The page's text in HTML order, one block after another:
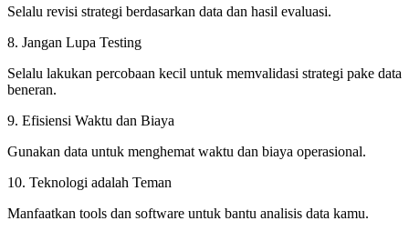
Selalu revisi strategi berdasarkan data dan hasil evaluasi.
8. Jangan Lupa Testing
Selalu lakukan percobaan kecil untuk memvalidasi strategi pake data
beneran.
9. Efisiensi Waktu dan Biaya
Gunakan data untuk menghemat waktu dan biaya operasional.
10. Teknologi adalah Teman
Manfaatkan tools dan software untuk bantu analisis data kamu.